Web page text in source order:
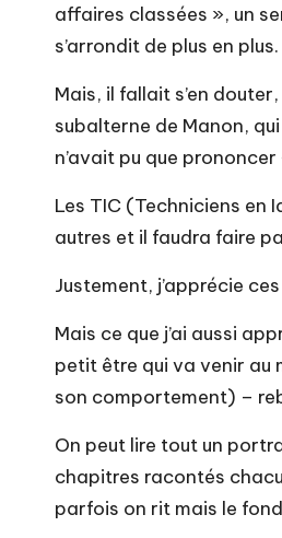
affaires classées », un
s’arrondit de plus en plus.
Mais, il fallait s’en
subalterne de Manon,
n’avait pu que
Les TIC (Techniciens
autres et il faudra faire
Justement, j’apprécie
Mais ce que j’ai aussi
petit être qui va venir au
son comportement) –
On peut lire tout un
chapitres racontés
parfois on rit mais le